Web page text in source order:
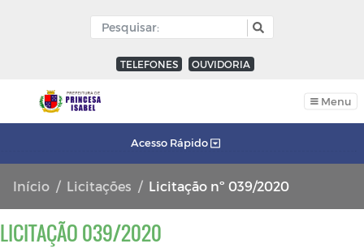
TELEFONES OUVIDORIA
Menu
Acesso Rápido
Início Licitações Licitação nº 039/2020
LICITAÇÃO 039/2020